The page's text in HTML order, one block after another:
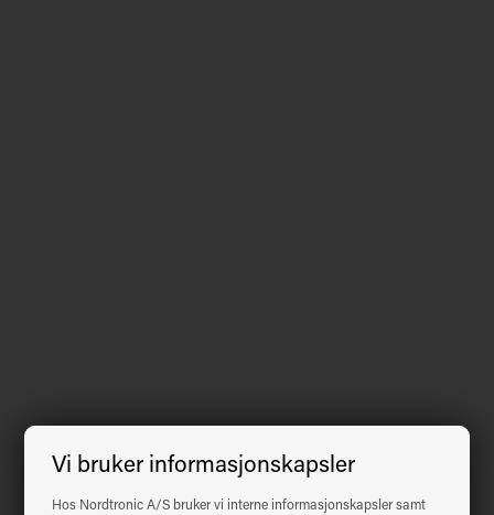
Vi bruker informasjonskapsler
Hos Nordtronic A/S bruker vi interne informasjonskapsler samt